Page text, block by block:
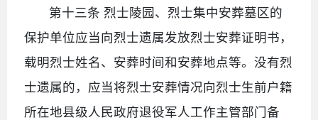
第十三条 烈士陵园、烈士集中安葬墓区的
保护单位应当向烈士遗属发放烈士安葬证明书，
载明烈士姓名、安葬时间和安葬地点等。没有烈
士遗属的，应当将烈士安葬情况向烈士生前户籍
所在地县级人民政府退役军人工作主管部门备